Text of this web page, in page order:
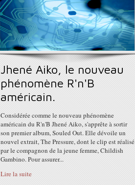
Jhené Aiko, le nouveau
phénomène R'n'B
américain.
Considérée comme le nouveau phénomène
américain du R'n'B Jhené Aiko, s'apprête à sortir
son premier album, Souled Out. Elle dévoile un
nouvel extrait, The Pressure, dont le clip est réalisé
par le compagnon de la jeune femme, Childish
Gambino. Pour assurer...
Lire la suite